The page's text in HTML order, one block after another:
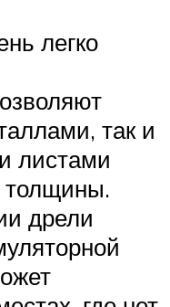
легко
так и
листами
толщины.
дрели